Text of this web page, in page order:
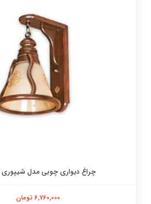
چراغ دیواری چوبی مدل شیپوری
6,760,000 تومان